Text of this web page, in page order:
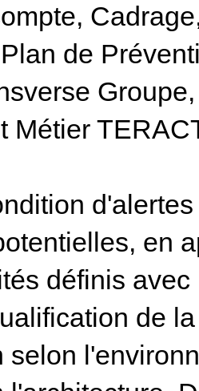
de
Métier
en
définis
de
selon